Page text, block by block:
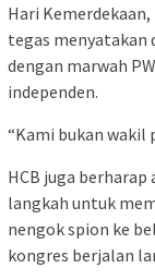
Hari
tegas menyatakan
dengan marwah
independen.
“Kami bukan wakil
HCB juga
langkah untuk
nengok spion ke
kongres berjalan